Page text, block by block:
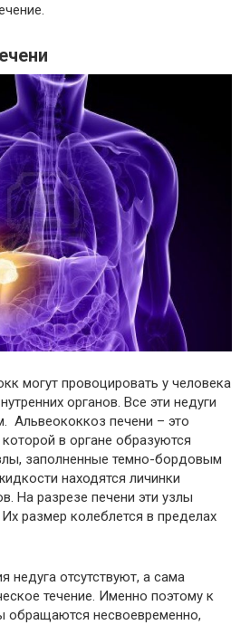
могут провоцировать у человека
органов. Все эти недуги
Альвеококкоз печени – это
в органе образуются
заполненные темно-бордовым
находятся личинки
На разрезе печени эти узлы
размер колеблется в пределах
недуга отсутствуют, а сама
течение. Именно поэтому к
обращаются несвоевременно,